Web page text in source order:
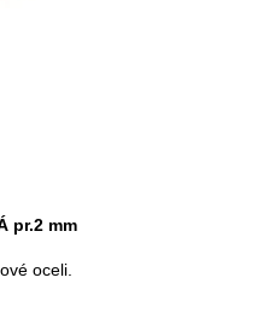
pr.2 mm
oceli.